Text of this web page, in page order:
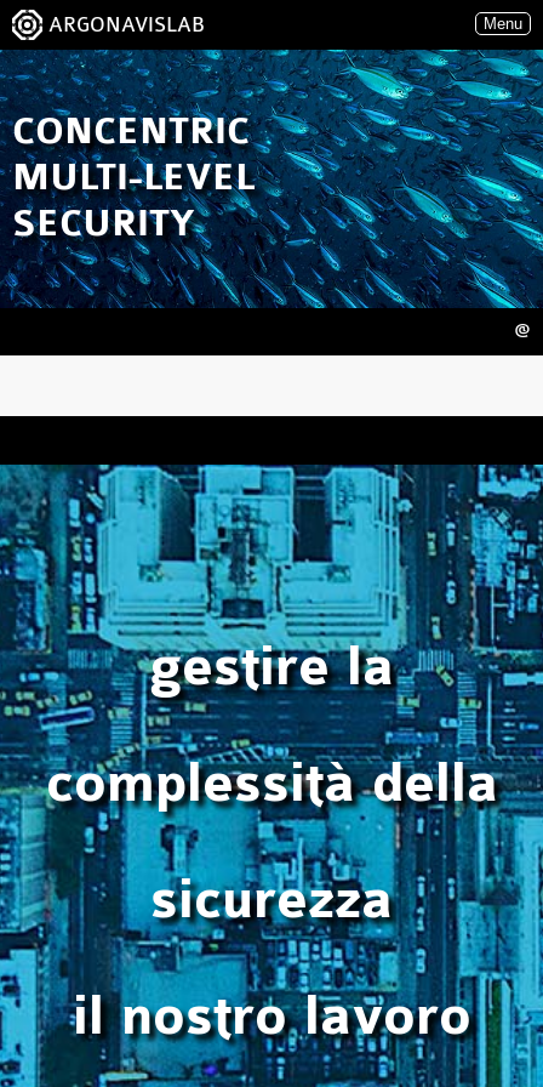
ARGONAVISLAB Menu
CONCENTRIC
MULTI-LEVEL
SECURITY
@
gestire la
complessità della
sicurezza
il nostro lavoro